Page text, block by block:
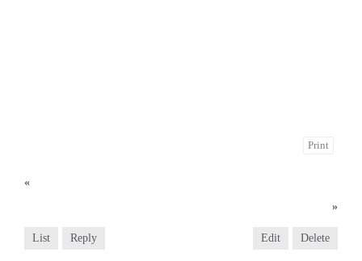
Print
«
»
List Reply Edit Delete